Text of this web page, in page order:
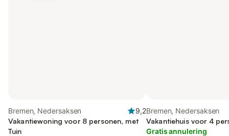
Bremen, Nedersaksen
9,2
Vakantiewoning voor 8 personen, met
Tuin
Bremen, Nedersaksen
Vakantiehuis voor 4
Gratis annulering